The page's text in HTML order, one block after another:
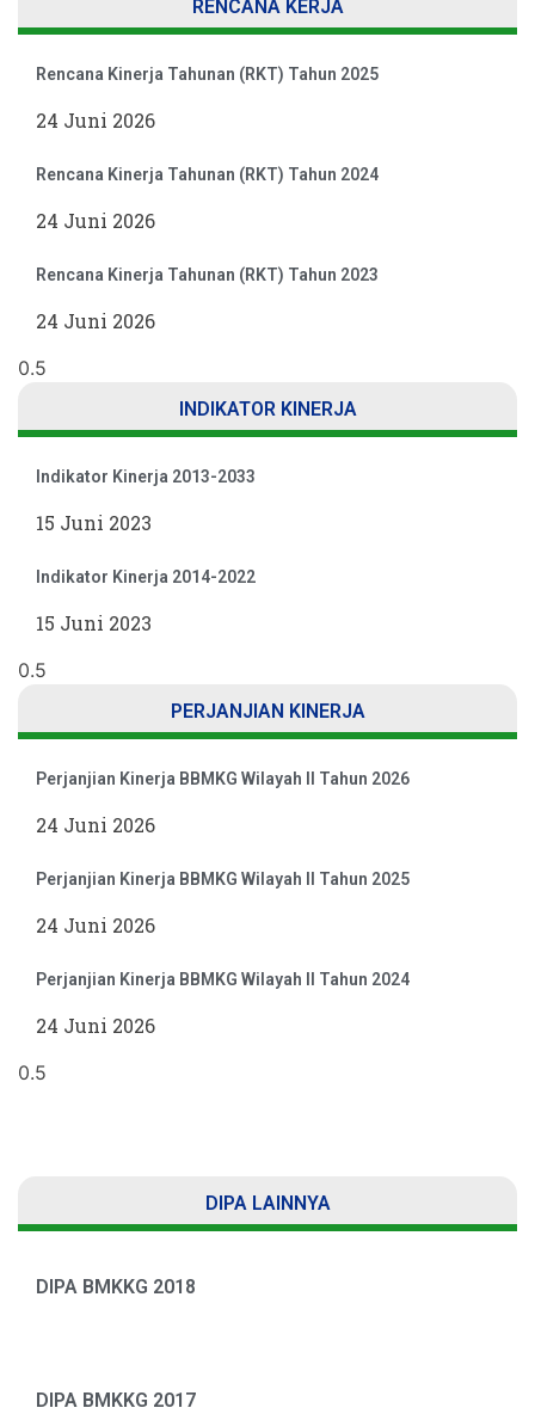
RENCANA KERJA
Rencana Kinerja Tahunan (RKT) Tahun 2025
24 Juni 2026
Rencana Kinerja Tahunan (RKT) Tahun 2024
24 Juni 2026
Rencana Kinerja Tahunan (RKT) Tahun 2023
24 Juni 2026
INDIKATOR KINERJA
Indikator Kinerja 2013-2033
15 Juni 2023
Indikator Kinerja 2014-2022
15 Juni 2023
PERJANJIAN KINERJA
Perjanjian Kinerja BBMKG Wilayah II Tahun 2026
24 Juni 2026
Perjanjian Kinerja BBMKG Wilayah II Tahun 2025
24 Juni 2026
Perjanjian Kinerja BBMKG Wilayah II Tahun 2024
24 Juni 2026
DIPA LAINNYA
DIPA BMKKG 2018
DIPA BMKKG 2017